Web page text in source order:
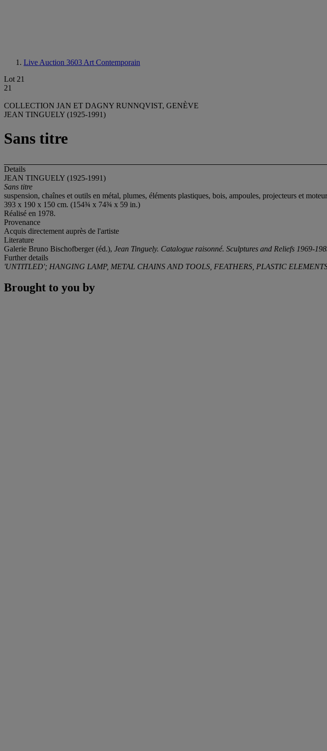
Live Auction 3603 Art Contemporain
Lot 21
21
COLLECTION JAN ET DAGNY RUNNQVIST, GENÈVE
JEAN TINGUELY (1925-1991)
Sans titre
Details
JEAN TINGUELY (1925-1991)
Sans titre
suspension, chaînes et outils en métal, plumes, éléments plastiques, bois, ampoules, projecteurs et
393 x 190 x 150 cm. (154¾ x 74¾ x 59 in.)
Réalisé en 1978.
Provenance
Acquis directement auprès de l'artiste
Literature
Galerie Bruno Bischofberger (éd.), Jean Tinguely. Catalogue raisonné. Sculptures and Reliefs 1969-
Further details
'UNTITLED'; HANGING LAMP, METAL CHAINS AND TOOLS, FEATHERS, PLASTIC
Brought to you by